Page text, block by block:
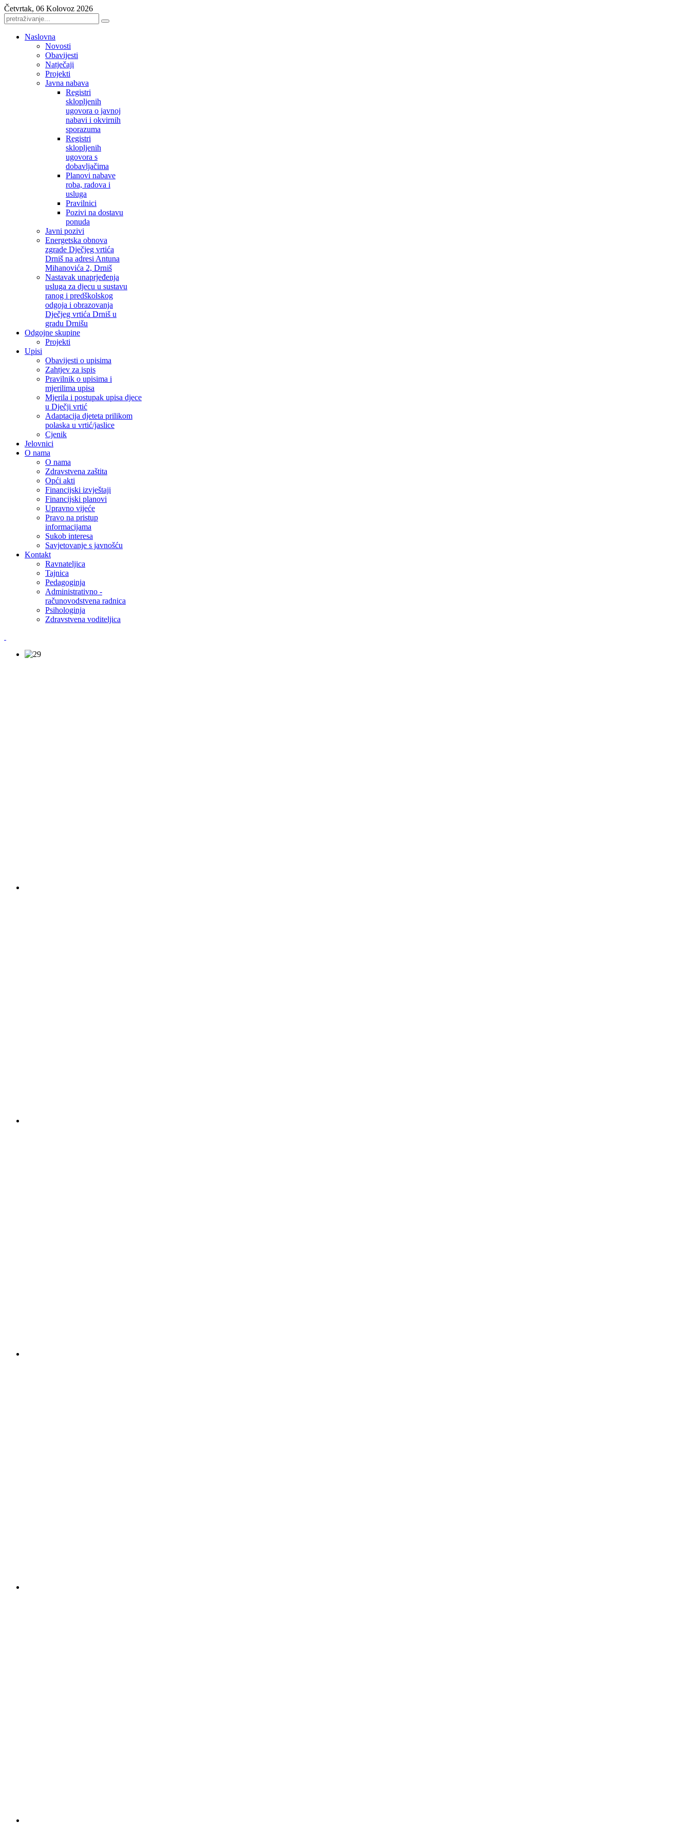
Četvrtak, 06 Kolovoz 2026
Naslovna
Novosti
Obavijesti
Natječaji
Projekti
Javna nabava
Registri
sklopljenih
ugovora o javnoj
nabavi i okvirnih
sporazuma
Registri
sklopljenih
ugovora s
dobavljačima
Planovi nabave
roba, radova i
usluga
Pravilnici
Pozivi na dostavu
ponuda
Javni pozivi
Energetska obnova
zgrade Dječjeg vrtića
Drniš na adresi Antuna
Mihanovića 2, Drniš
Nastavak unaprjeđenja
usluga za djecu u sustavu
ranog i predškolskog
odgoja i obrazovanja
Dječjeg vrtića Drniš u
gradu Drnišu
Odgojne skupine
Projekti
Upisi
Obavijesti o upisima
Zahtjev za ispis
Pravilnik o upisima i
mjerilima upisa
Mjerila i postupak upisa djece
u Dječji vrtić
Adaptacija djeteta prilikom
polaska u vrtić/jaslice
Cjenik
Jelovnici
O nama
O nama
Zdravstvena zaštita
Opći akti
Financijski izvještaji
Financijski planovi
Upravno vijeće
Pravo na pristup
informacijama
Sukob interesa
Savjetovanje s javnošću
Kontakt
Ravnateljica
Tajnica
Pedagoginja
Administrativno -
računovodstvena radnica
Psihologinja
Zdravstvena voditeljica